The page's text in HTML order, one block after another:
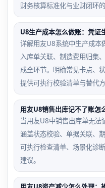
财务核算标准化与业财闭环
U8生产成本怎么做账：凭证
详解用友U8系统中生产成
入库单关联、制造费用归集
成全环节。明确常见卡点、
提供可执行校验清单与替代方
用友U8销售出库记不了账怎
当用友U8中销售出库单无法
涵盖状态校验、单据关联、
可执行检查清单、场景化诊
建议。